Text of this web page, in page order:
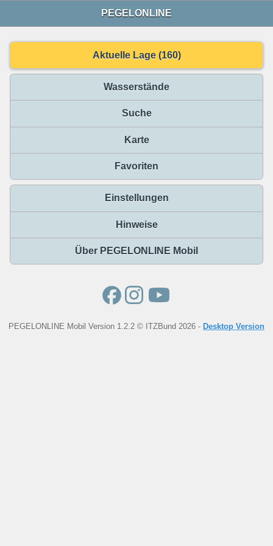
PEGELONLINE
Aktuelle Lage (160)
Wasserstände
Suche
Karte
Favoriten
Einstellungen
Hinweise
Über PEGELONLINE Mobil
PEGELONLINE Mobil Version 1.2.2 © ITZBund 2026 - Desktop Version